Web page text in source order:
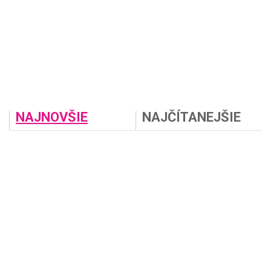
NAJNOVŠIE NAJČÍTANEJŠIE